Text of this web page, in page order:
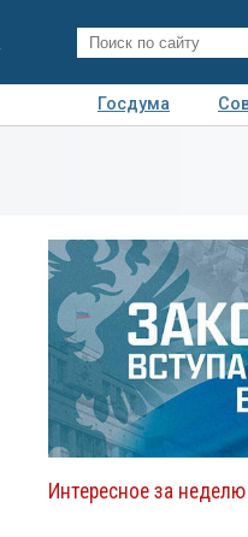
Госдума
Интересное за неделю